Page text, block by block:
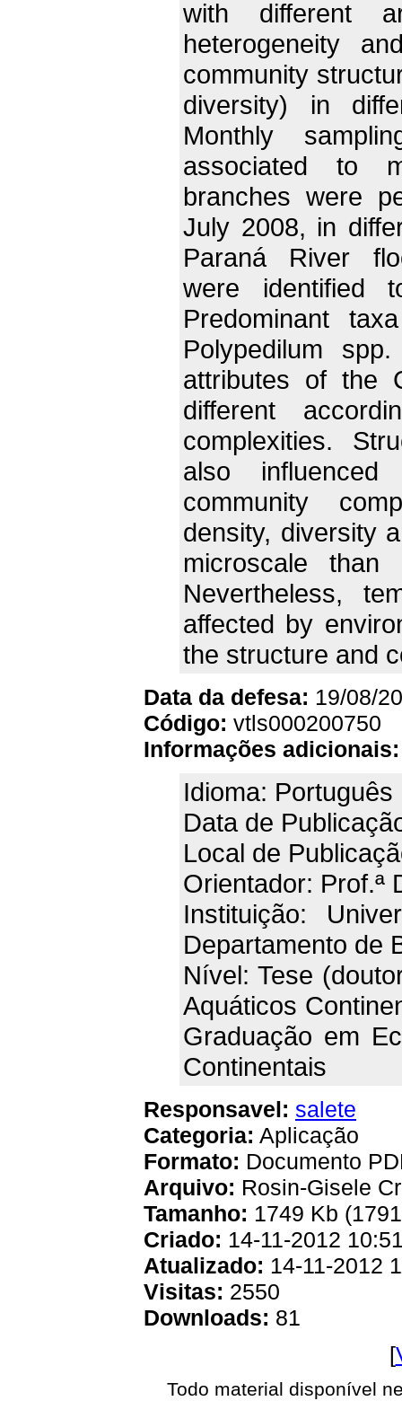
with different
heterogeneity
community
diversity) in
Monthly
associated to
branches were
July 2008, in
Paraná River
were identified
Predominant
Polypedilum
attributes of the
different
complexities.
also
community
density, diversity
microscale
Nevertheless,
affected by
the structure and
Data da defesa: 19/08/
Código: vtls000200750
Informações adicionais:
Idioma: Português
Data de
Local de
Orientador: Prof.ª
Instituição:
Departamento de
Nível: Tese
Aquáticos
Graduação em
Continentais
Responsavel: salete
Categoria: Aplicação
Formato: Documento
Arquivo: Rosin-Gisele
Tamanho: 1749 Kb
Criado: 14-11-2012
Atualizado: 14-11-2012
Visitas: 2550
Downloads: 81
[
Todo material disponível